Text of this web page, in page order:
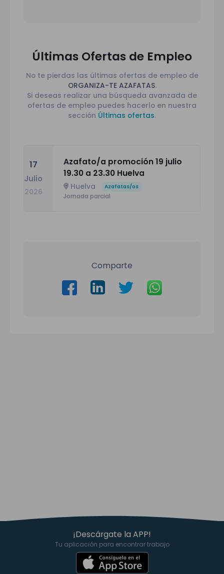
Últimas Ofertas de Empleo
No te pierdas las últimas ofertas de empleo de
ORGANIZA-TE AZAFATAS.
Si deseas realizar una búsqueda avanzada de
ofertas de empleo puedes hacerlo en nuestra
sección Últimas ofertas.
17
Julio
2026
Azafato/a promoción 19 julio
19.30 a 23.30 Huelva
Huelva Azafatas/os
Jornada parcial
Comparte
¡Descárgate la APP!
Tu aplicación para encontrar trabajo